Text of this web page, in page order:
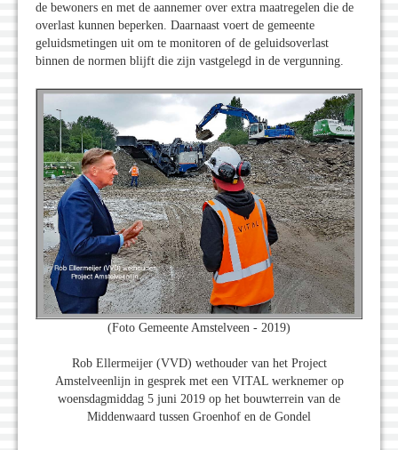
de bewoners en met de aannemer over extra maatregelen die de
overlast kunnen beperken. Daarnaast voert de gemeente
geluidsmetingen uit om te monitoren of de geluidsoverlast
binnen de normen blijft die zijn vastgelegd in de vergunning.
(Foto Gemeente Amstelveen - 2019)
Rob Ellermeijer (VVD) wethouder van het Project
Amstelveenlijn in gesprek met een VITAL werknemer op
woensdagmiddag 5 juni 2019 op het bouwterrein van de
Middenwaard tussen Groenhof en de Gondel